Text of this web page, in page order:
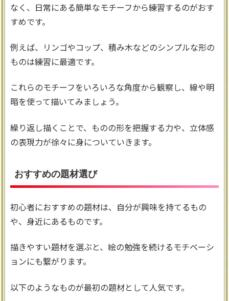
なく、日常にある簡単なモチーフから練習するのがおす
すめです。
例えば、リンゴやコップ、積み木などのシンプルな形の
ものは練習に最適です。
これらのモチーフをいろいろな角度から観察し、線や明
暗を使って描いてみましょう。
繰り返し描くことで、ものの形を把握する力や、立体感
の表現力が徐々に身についていきます。
おすすめの題材選び
初心者におすすめの題材は、自分が興味を持てるもの
や、身近にあるものです。
描きやすい題材を選ぶと、絵の勉強を続けるモチベーシ
ョンにも繋がります。
以下のようなものが最初の題材として人気です。